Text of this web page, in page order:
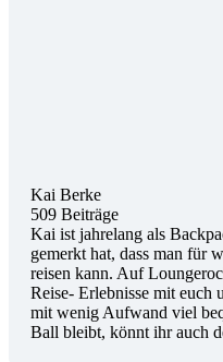
Kai Berke
509 Beiträge
Kai ist jahrelang als
gemerkt hat, dass man für
reisen kann. Auf
Reise- Erlebnisse mit euch
mit wenig Aufwand viel
Ball bleibt, könnt ihr auch